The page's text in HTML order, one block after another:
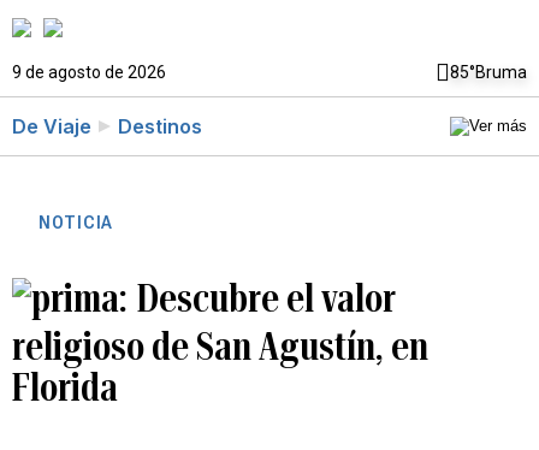
9 de agosto de 2026 85°Bruma
De Viaje Destinos
NOTICIA
Descubre el valor
religioso de San Agustín, en
Florida